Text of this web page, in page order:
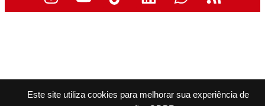
Este site utiliza cookies para melhorar sua experiência de